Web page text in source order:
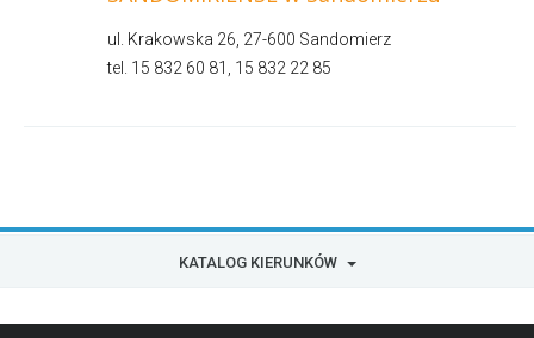
ul. Krakowska 26, 27-600 Sandomierz
tel. 15 832 60 81, 15 832 22 85
KATALOG KIERUNKÓW